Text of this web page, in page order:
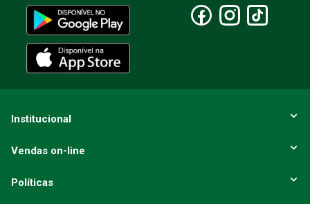
Escreva uma avaliação
ENVIAR AVALIAÇÃO
Institucional
Vendas on-line
Políticas